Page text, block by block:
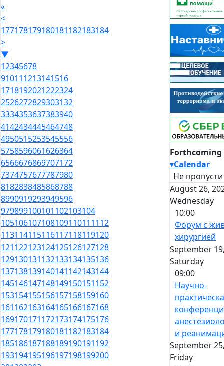
«
<
177178179180181182183184
>
▼
12345678
910111213141516
1718192021222324
2526272829303132
3334353637383940
4142434445464748
4950515253545556
5758596061626364
6566676869707172
7374757677787980
8182838485868788
8990919293949596
979899100101102103104
105106107108109110111112
113114115116117118119120
121122123124125126127128
129130131132133134135136
137138139140141142143144
145146147148149150151152
153154155156157158159160
161162163164165166167168
169170171172173174175176
177178179180181182183184
185186187188189190191192
193194195196197198199200
Forthcoming
▾Calendar
Не
August 26,
Wednesday
10:00
Форум с
хирургией
September
Saturday
09:00
Научно-
и
September
Friday